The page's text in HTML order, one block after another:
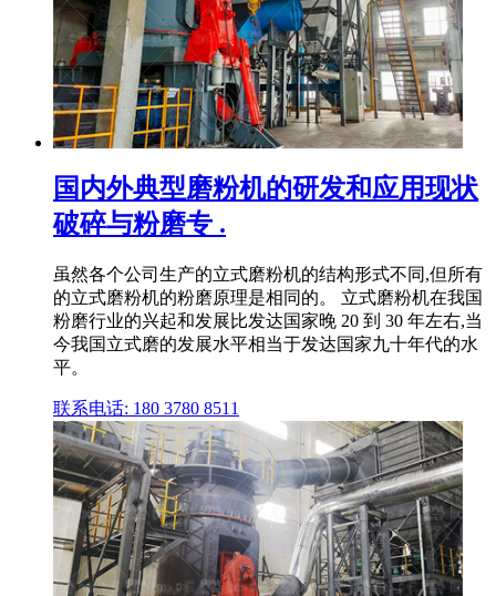
国内外典型磨粉机的研发和应用现状
破碎与粉磨专 .
虽然各个公司生产的立式磨粉机的结构形式不同,但所有
的立式磨粉机的粉磨原理是相同的。 立式磨粉机在我国
粉磨行业的兴起和发展比发达国家晚 20 到 30 年左右,当
今我国立式磨的发展水平相当于发达国家九十年代的水
平。
联系电话: 180 3780 8511